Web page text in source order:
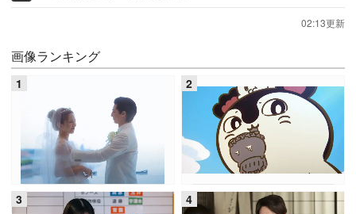
02:13更新
画像ランキング